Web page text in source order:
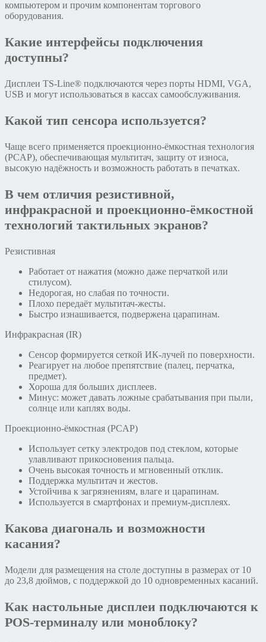
компьютером и прочим компонентам торгового
оборудования.
Какие интерфейсы подключения
доступны?
Дисплеи TS-Line® подключаются через порты HDMI, VGA,
USB и могут использоваться в кассах самообслуживания.
Какой тип сенсора используется?
Чаще всего применяется проекционно-ёмкостная технология
(PCAP), обеспечивающая мультитач, защиту от износа,
высокую надёжность и возможность работать в печатках.
В чем отличия резистивной,
инфракрасной и проекционно-ёмкостной
технологий тактильных экранов?
Резистивная
Работает от нажатия (можно даже перчаткой или
стилусом).
Недорогая, но слабая по точности.
Плохо передаёт мультитач-жесты.
Быстро изнашивается, подвержена царапинам.
Инфракрасная (IR)
Сенсор формируется сеткой ИК-лучей по поверхности.
Реагирует на любое препятствие (палец, перчатка,
предмет).
Хороша для больших дисплеев.
Минус: может давать ложные срабатывания при пыли,
солнце или каплях воды.
Проекционно-ёмкостная (PCAP)
Использует сетку электродов под стеклом, которые
улавливают прикосновения пальца.
Очень высокая точность и мгновенный отклик.
Поддержка мультитач и жестов.
Устойчива к загрязнениям, влаге и царапинам.
Используется в смартфонах и премиум-дисплеях.
Какова диагональ и возможности
касания?
Модели для размещения на столе доступны в размерах от 10
до 23,8 дюймов, с поддержкой до 10 одновременных касаний.
Как настольные дисплеи подключаются к
POS-терминалу или моноблоку?